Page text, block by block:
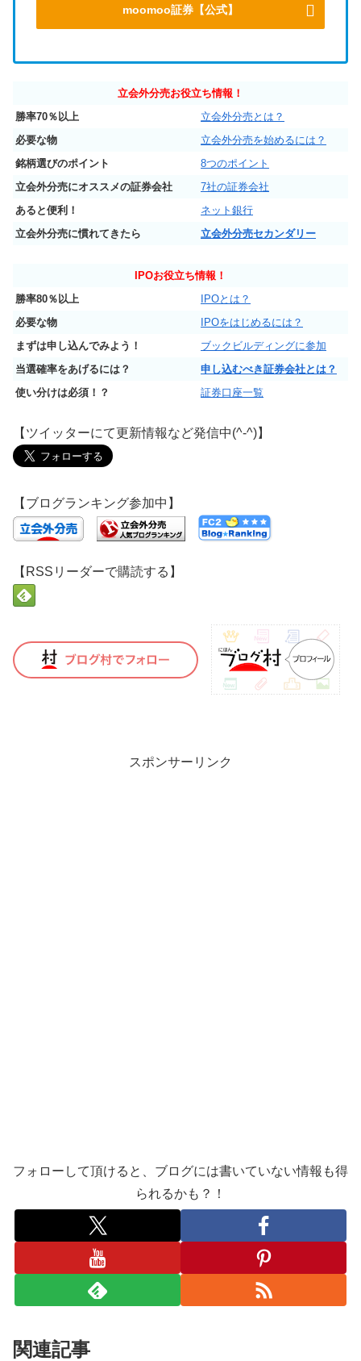
moomoo証券【公式】
立会外分売お役立ち情報！
勝率70％以上
立会外分売とは？
必要な物
立会外分売を始めるには？
銘柄選びのポイント
8つのポイント
立会外分売にオススメの証券会社
7社の証券会社
あると便利！
ネット銀行
立会外分売に慣れてきたら
立会外分売セカンダリー
IPOお役立ち情報！
勝率80％以上
IPOとは？
必要な物
IPOをはじめるには？
まずは申し込んでみよう！
ブックビルディングに参加
当選確率をあげるには？
申し込むべき証券会社とは？
使い分けは必須！？
証券口座一覧
【ツイッターにて更新情報など発信中(^-^)】
【ブログランキング参加中】
【RSSリーダーで購読する】
スポンサーリンク
フォローして頂けると、ブログには書いていない情報も得
られるかも？！
関連記事